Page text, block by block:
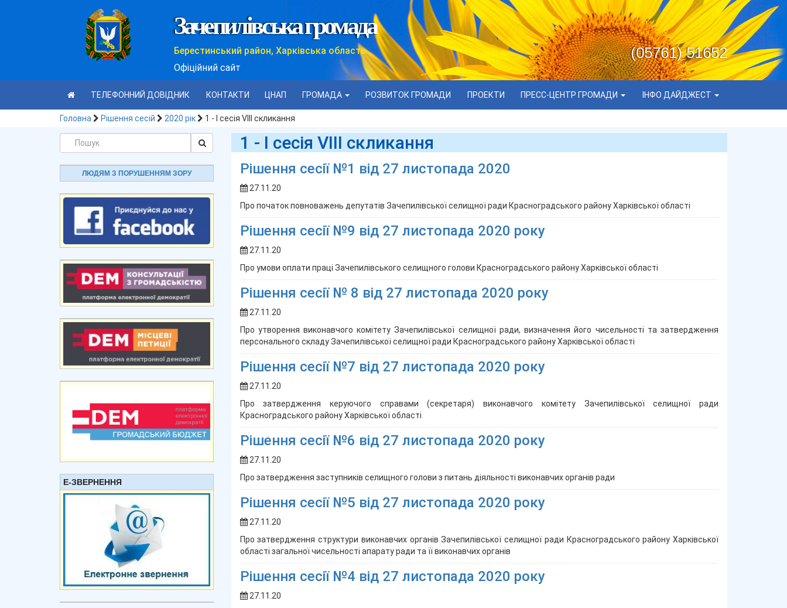
Зачепилівська громада
Берестинський район, Харківська область
Офіційний сайт
(05761) 51652
ТЕЛЕФОННИЙ ДОВІДНИК КОНТАКТИ ЦНАП ГРОМАДА РОЗВИТОК ГРОМАДИ ПРОЕКТИ ПРЕСС-ЦЕНТР ГРОМАДИ ІНФО ДАЙДЖЕСТ
Головна Рішення сесій 2020 рік 1 - І сесія VІІІ скликання
ЛЮДЯМ З ПОРУШЕННЯМ ЗОРУ
Е-ЗВЕРНЕННЯ
1 - І сесія VІІІ скликання
Рішення сесії №1 від 27 листопада 2020
27.11.20
Про початок повноважень депутатів Зачепилівської селищної ради Красноградського району Харківської області
Рішення сесії №9 від 27 листопада 2020 року
27.11.20
Про умови оплати праці Зачепилівського селищного голови Красноградського району Харківської області
Рішення сесії № 8 від 27 листопада 2020 року
27.11.20
Про утворення виконавчого комітету Зачепилівської селищної ради, визначення його чисельності та затвердження
персонального складу Зачепилівської селищної ради Красноградського району Харківської області
Рішення сесії №7 від 27 листопада 2020 року
27.11.20
Про затвердження керуючого справами (секретаря) виконавчого комітету Зачепилівської селищної ради
Красноградського району Харківської області
Рішення сесії №6 від 27 листопада 2020 року
27.11.20
Про затвердження заступників селищного голови з питань діяльності виконавчих органів ради
Рішення сесії №5 від 27 листопада 2020 року
27.11.20
Про затвердження структури виконавчих органів Зачепилівської селищної ради Красноградського району Харківської
області загальної чисельності апарату ради та її виконавчих органів
Рішення сесії №4 від 27 листопада 2020 року
27.11.20